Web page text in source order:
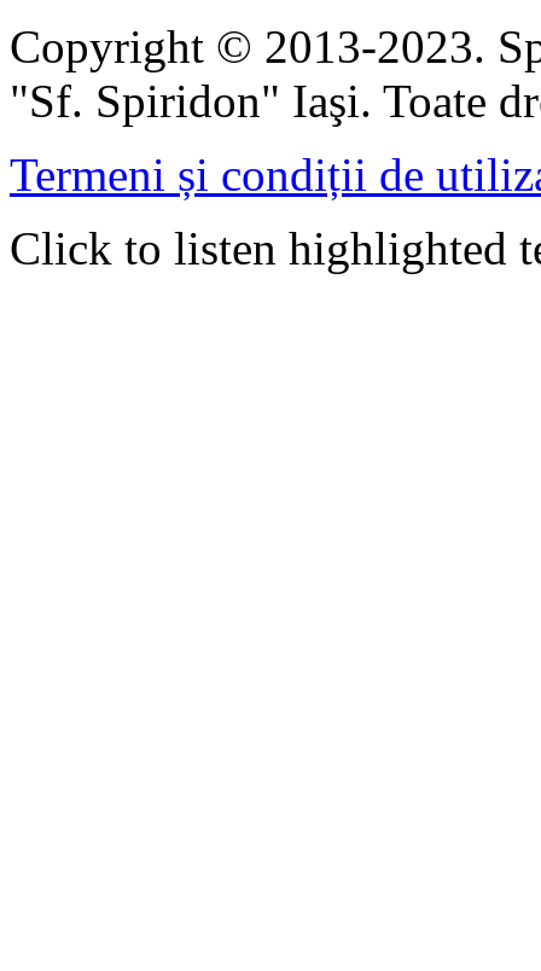
Copyright © 2013-2023.
"Sf. Spiridon" Iaşi. Toate
Termeni și condiții de
Click to listen highlighted